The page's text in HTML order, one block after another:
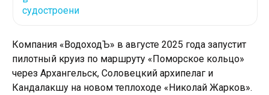
Компания «ВодоходЪ» в августе 2025 года запустит
пилотный круиз по маршруту «Поморское кольцо»
через Архангельск, Соловецкий архипелаг и
Кандалакшу на новом теплоходе «Николай Жарков».